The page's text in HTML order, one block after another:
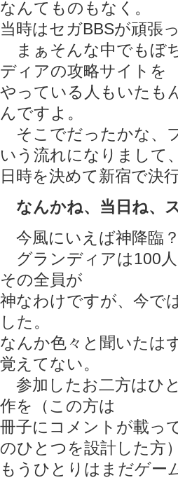
なんてものもなく。
当時はセガBBSが頑張
まぁそんな中でもぼ
ディアの攻略サイトを
やっている人もいたも
んですよ。
そこでだったかな、
いう流れになりまして、
日時を決めて新宿で
なんかね、当日ね、
今風にいえば神降臨？
グランディアは100
その全員が
神なわけですが、今で
した。
なんか色々と聞いたは
覚えてない。
参加したお二方はひ
作を（この方は
冊子にコメントが載っ
のひとつを設計した方）
もうひとりはまだゲー